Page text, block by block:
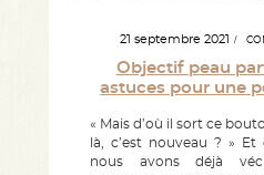
21 septembre 2021
Objectif peau
astuces pour une
« Mais d’où il sort ce
là, c’est nouveau ? » Et
nous avons déjà